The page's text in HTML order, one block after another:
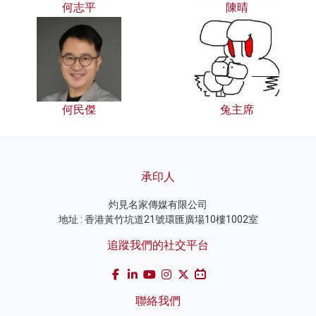
何志平 陳晴
何民傑 兔主席
承印人
灼見名家傳媒有限公司
地址 : 香港黃竹坑道21號環匯廣場10樓1002室
追蹤我們的社交平台
聯絡我們